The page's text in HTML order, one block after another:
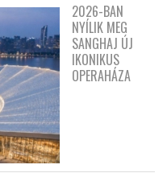
2026-BAN
NYÍLIK MEG
SANGHAJ ÚJ
IKONIKUS
OPERAHÁZA